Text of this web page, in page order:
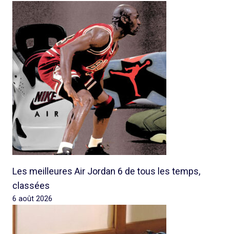
Les meilleures Air Jordan 6 de tous les temps,
classées
6 août 2026